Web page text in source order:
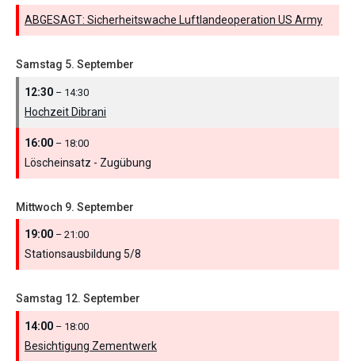
ABGESAGT: Sicherheitswache Luftlandeoperation US Army
Samstag 5. September
12:30 – 14:30
Hochzeit Dibrani
16:00 – 18:00
Löscheinsatz - Zugübung
Mittwoch 9. September
19:00 – 21:00
Stationsausbildung 5/8
Samstag 12. September
14:00 – 18:00
Besichtigung Zementwerk